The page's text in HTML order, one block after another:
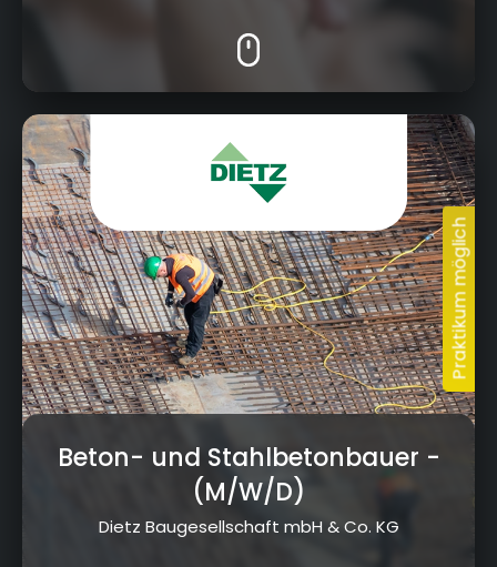
Jahnstraße 19, 96260 Weismain
Beton- und Stahlbetonbauer -
(M/W/D)
Dietz Baugesellschaft mbH & Co. KG